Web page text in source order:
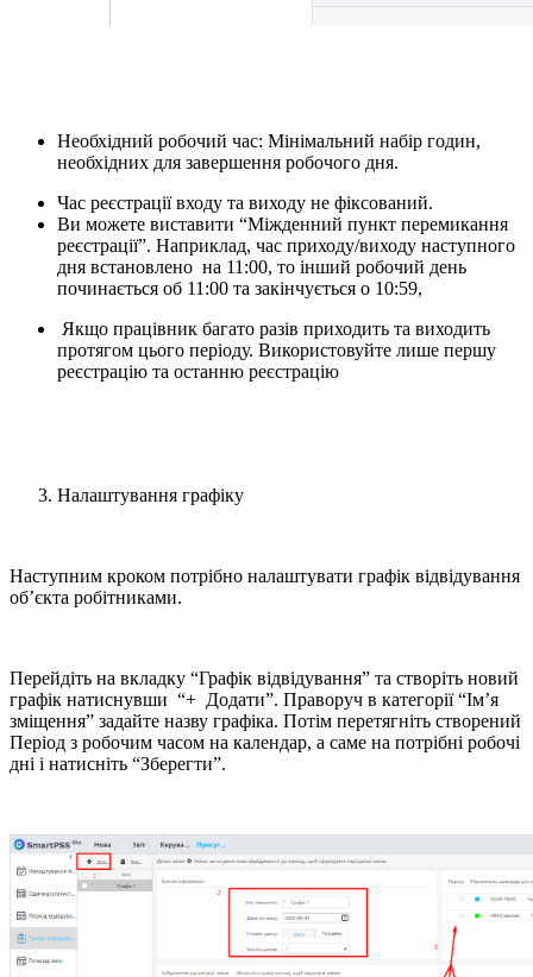
Необхідний робочий час: Мінімальний набір годин,
необхідних для завершення робочого дня.
Час реєстрації входу та виходу не фіксований.
Ви можете виставити “Міжденний пункт перемикання
реєстрації”. Наприклад, час приходу/виходу наступного
дня встановлено на 11:00, то інший робочий день
починається об 11:00 та закінчується о 10:59,
Якщо працівник багато разів приходить та виходить
протягом цього періоду. Використовуйте лише першу
реєстрацію та останню реєстрацію
Налаштування графіку
Наступним кроком потрібно налаштувати графік відвідування
об’єкта робітниками.
Перейдіть на вкладку “Графік відвідування” та створіть новий
графік натиснувши “+ Додати”. Праворуч в категорії “Ім’я
зміщення” задайте назву графіка. Потім перетягніть створений
Період з робочим часом на календар, а саме на потрібні робочі
дні і натисніть “Зберегти”.